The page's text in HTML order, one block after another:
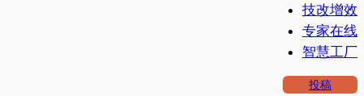
技改增效
专家在线
智慧工厂
投稿